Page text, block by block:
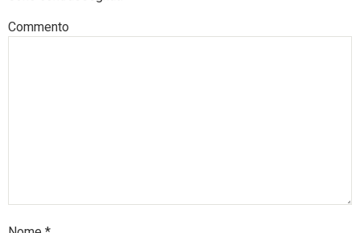
Commento